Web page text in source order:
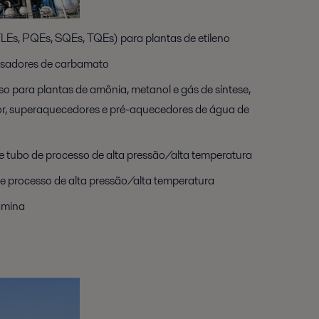
PQEs, SQEs, TQEs) para plantas de etileno
de carbamato
para plantas de amônia, metanol e gás de síntese,
superaquecedores e pré-aquecedores de água de
tubo de processo de alta pressão/alta temperatura
processo de alta pressão/alta temperatura